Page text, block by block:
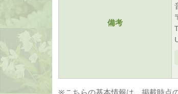
備考